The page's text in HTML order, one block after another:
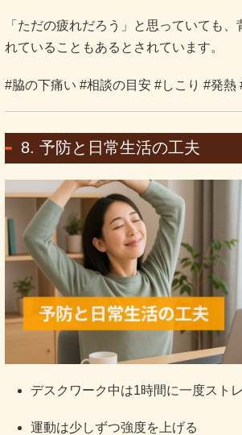
「ただの疲れだろう」と思っていても
れていることもあるとされています。
#脇の下痛い #相談の目安 #しこり #発熱
8. 予防と日常生活の工夫
デスクワーク中は1時間に一度スト
運動は少しずつ強度を上げる